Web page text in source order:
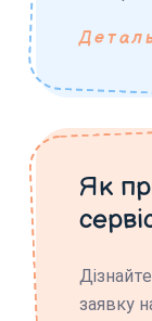
Як
заявку